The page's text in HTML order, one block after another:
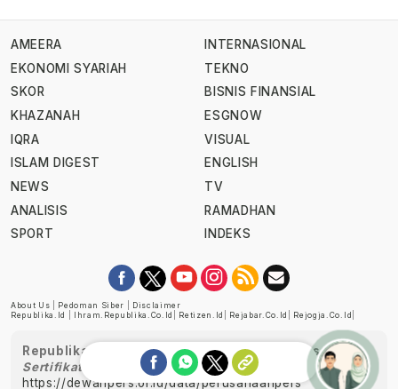
AMEERA
EKONOMI SYARIAH
SKOR
KHAZANAH
IQRA
ISLAM DIGEST
NEWS
ANALISIS
SPORT
INTERNASIONAL
TEKNO
BISNIS FINANSIAL
ESGNOW
VISUAL
ENGLISH
TV
RAMADHAN
INDEKS
About Us Pedoman Siber
Disclaimer
Republika.id
Ihram.republika.co.id Retizen.id Rejabar.co.id Rejogja.co.id
Republika telah diverifikasi oleh Dewan Pers
Sertifikat Nomor 1058/DP-Verifikasi/K/XII/2022
https://dewanpers.or.id/data/perusahaanpers